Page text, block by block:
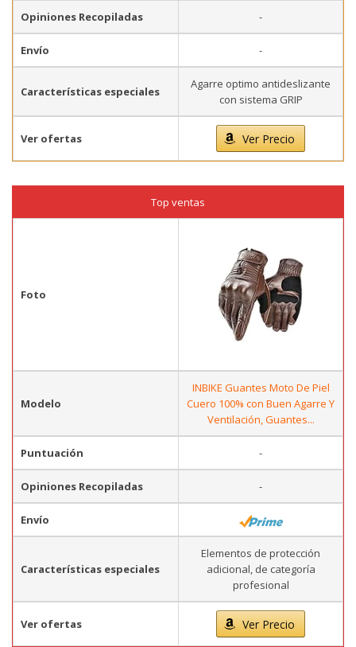
Opiniones Recopiladas -
Envío -
Características especiales
Agarre optimo antideslizante
con sistema GRIP
Ver ofertas Ver Precio
Top ventas
Foto
Modelo
INBIKE Guantes Moto De Piel
Cuero 100% con Buen Agarre Y
Ventilación, Guantes...
Puntuación -
Opiniones Recopiladas -
Envío
Características especiales
Elementos de protección
adicional, de categoría
profesional
Ver ofertas Ver Precio